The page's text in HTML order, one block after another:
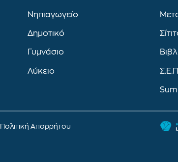
Νηπιαγωγείο
Δημοτικό
Γυμνάσιο
Λύκειο
Πολιτική Απορρήτου